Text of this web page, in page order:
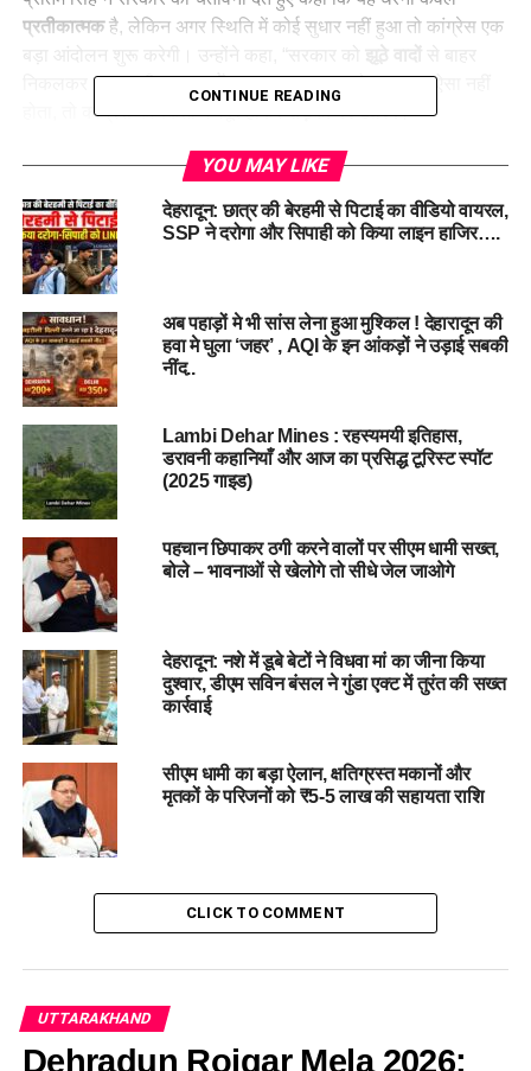
प्रतीकात्मकहै, लेकिन अगर स्थिति में कोई सुधार नहीं हुआ तो कांग्रेस एक
निकलकर जनता कीसमस्याओं का समाधानकरना होगा। अगर ऐसा नहीं
होता, तो कांग्रेस कार्यकर्ता मजबूर होकरसड़कों पर उतरेंगे।”
कांग्रेस नेता ने स्पष्ट किया कि स्वास्थ्य और शिक्षा क्षेत्र में सुधार के बिना
इन मुद्दों पर गंभीरता से ध्यान देना चाहिए।
#PritamSingh #CongressProtest #DehradunNews
#HealthEducationCrisis #UttarakhandPolitics
#RuralDevelopment #UttarakhandNews
#ProtestForEducation #HealthSectorIssues
#YouthEmployment #PoliticalProtest
RELATED TOPICS:
HEALTHEDUCATIONCRISIS
UTTARAKHANDPOLITICS
UP NEXT
मुख्यमंत्री पुष्कर सिंह धामी के नेतृत्व में उत्तराखंड में हवाई सेवाओं का
विस्तार, 8 नए हेलीपोर्ट तैयार….
DON'T MISS
देहरादून के डोईवाला क्षेत्र में सुसवा नदी में भारी मशीनों से खनन पर
रोक , हाईकोर्ट ने दिया आदेश…..
CONTINUE READING
YOU MAY LIKE
देहरादून: छात्र की बेरहमी से पिटाई का वीडियो वायरल,
SSP ने दरोगा और सिपाही को किया लाइन हाजिर….
अब पहाड़ों मे भी सांस लेना हुआ मुश्किल ! देहारादून की
हवा मे घुला ‘जहर’ , AQI के इन आंकड़ों ने उड़ाई सबकी
नींद..
Lambi Dehar Mines : रहस्यमयी इतिहास,
डरावनी कहानियाँ और आज का प्रसिद्ध टूरिस्ट स्पॉट
(2025 गाइड)
पहचान छिपाकर ठगी करने वालों पर सीएम धामी सख्त,
बोले – भावनाओं से खेलोगे तो सीधे जेल जाओगे
देहरादून: नशे में डूबे बेटों ने विधवा मां का जीना किया
दुश्वार, डीएम सविन बंसल ने गुंडा एक्ट में तुरंत की सख्त
कार्रवाई
सीएम धामी का बड़ा ऐलान, क्षतिग्रस्त मकानों और
मृतकों के परिजनों को ₹5-5 लाख की सहायता राशि
CLICK TO COMMENT
UTTARAKHAND
Dehradun Rojgar Mela 2026: